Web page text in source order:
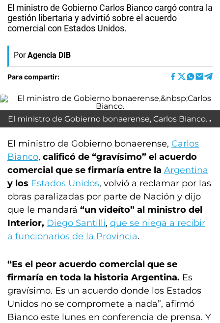
El ministro de Gobierno Carlos Bianco cargó contra la
gestión libertaria y advirtió sobre el acuerdo
comercial con Estados Unidos.
Por Agencia DIB
Para compartir:
El ministro de Gobierno bonaerense, Carlos Bianco.
El ministro de Gobierno bonaerense, Carlos
Bianco, calificó de “gravísimo” el acuerdo
comercial que se firmaría entre la Argentina
y los Estados Unidos, volvió a reclamar por las
obras paralizadas por parte de Nación y dijo
que le mandará “un videíto” al ministro del
Interior, Diego Santilli, que se niega a recibir
a funcionarios de la Provincia.
“Es el peor acuerdo comercial que se
firmaría en toda la historia Argentina. Es
gravísimo. Es un acuerdo donde los Estados
Unidos no se compromete a nada”, afirmó
Bianco este lunes en conferencia de prensa. Y